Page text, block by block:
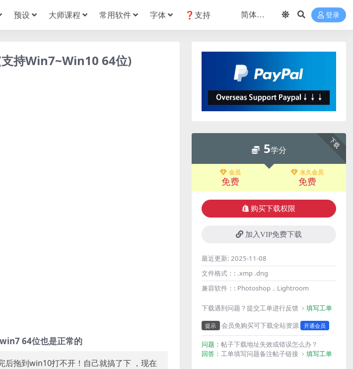
预设 大师课程 常用软件 字体 ❓支持 登录
持Win7~Win10 64位)
64位也是正常的
拖到win10打不开！自己就搞了下 ，现在
下载
5学分
会员
免费
永久会员
免费
购买下载权限
加入VIP免费下载
最近更新: 2025-11-08
文件格式：: .xmp .dng
兼容软件：: Photoshop，Lightroom
下载遇到问题？提交工单进行反馈 ﹥填写工单
提示 会员免购买可下载全站资源 开通会员
———————————————————
问题： 帖子下载地址失效或错误怎么办？
回答： 工单填写问题备注帖子链接 ﹥填写工单